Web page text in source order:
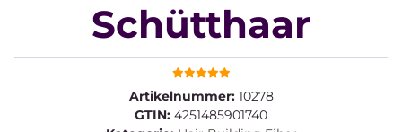
Schütthaar
Artikelnummer: 10278
GTIN: 4251485901740